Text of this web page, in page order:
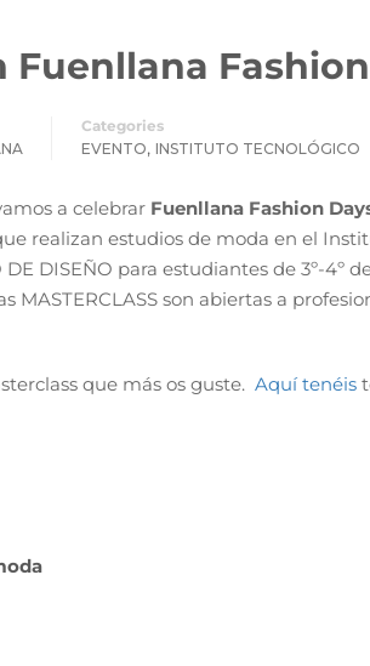
Fuenllana
Categories
EVENTO, INSTITUTO TECNOLÓGICO
a celebrar Fuenllana Fashion
realizan estudios de moda en el
DISEÑO para estudiantes de 3º-4º
MASTERCLASS son abiertas a
que más os guste. Aquí tenéis